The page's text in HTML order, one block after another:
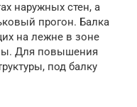
наружных стен, а
прогон. Балка
на лежне в зоне
Для повышения
под балку